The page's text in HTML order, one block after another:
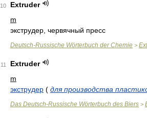
10
Extruder
m
экструдер, червячный пресс
Deutsch-Russische Wörterbuch der Chemie >
11
Extruder
m
экструдер ( для производства
Das Deutsch-Russische Wörterbuch des Biers >